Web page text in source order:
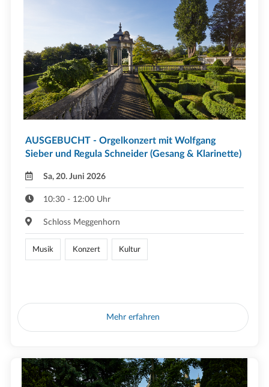
AUSGEBUCHT - Orgelkonzert mit Wolfgang
Sieber und Regula Schneider (Gesang & Klarinette)
Sa, 20. Juni 2026
10:30 - 12:00 Uhr
Schloss Meggenhorn
Musik Konzert Kultur
Mehr erfahren